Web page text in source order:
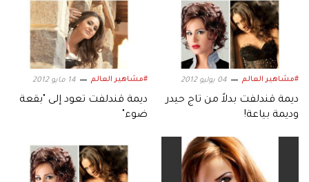
#مشاهير العالم 04 يوليو 2012
ديمة قندلفت بدلاً من تاج حيدر
وديمة بياعة!
#مشاهير العالم 14 مايو 2012
ديمة قندلفت تعود إلى "بقعة
ضوء"